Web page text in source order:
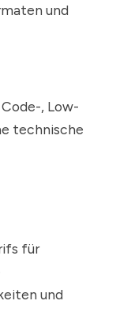
und
, Low-
technische
für
und